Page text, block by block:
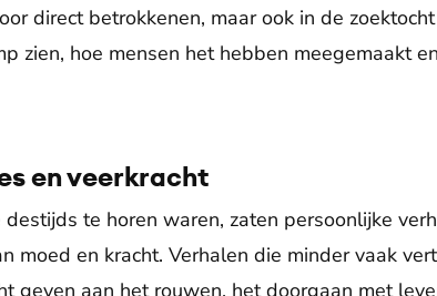
direct betrokkenen, maar ook in de
zien, hoe mensen het hebben meegemaakt
en veerkracht
te horen waren, zaten persoonlijke
moed en kracht. Verhalen die minder vaak
geven aan het rouwen, het doorgaan met